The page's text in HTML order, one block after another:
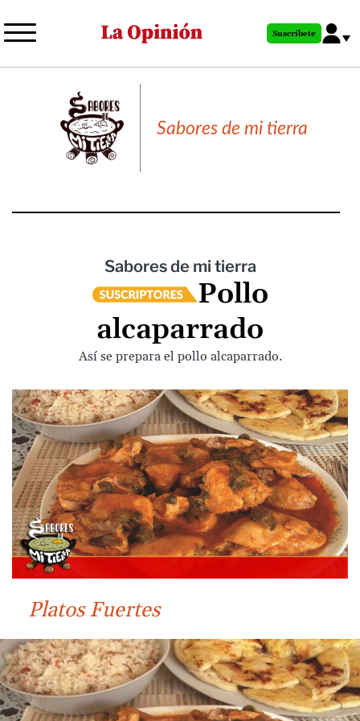
al
principal
Suscríbete
Sabores de mi tierra
Sabores de mi tierra
Pollo
alcaparrado
Así se prepara el pollo alcaparrado.
Platos Fuertes